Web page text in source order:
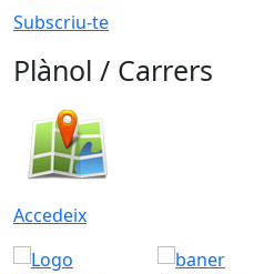
Subscriu-te
Plànol / Carrers
Accedeix